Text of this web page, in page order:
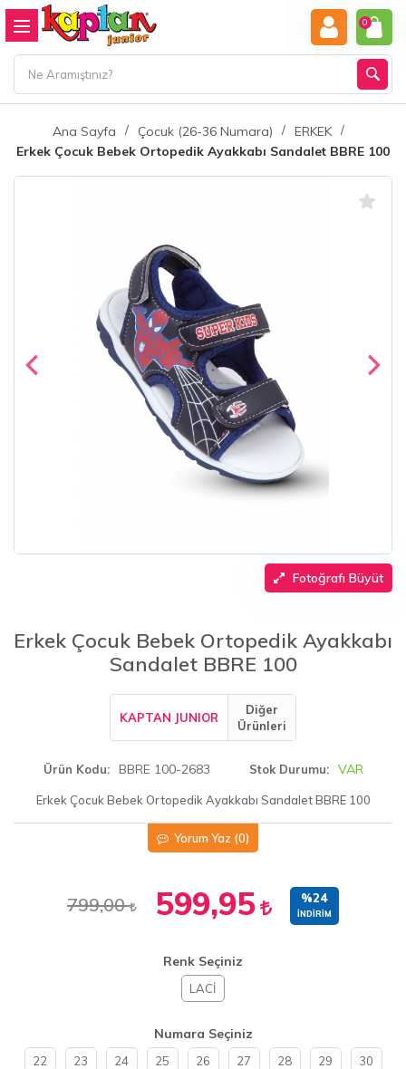
0
Ana Sayfa Çocuk (26-36 Numara)
ERKEK
Erkek Çocuk Bebek Ortopedik Ayakkabı Sandalet BBRE 100
Fotoğrafı Büyüt
Erkek Çocuk Bebek Ortopedik Ayakkabı
Sandalet BBRE 100
KAPTAN JUNIOR
Diğer
Ürünleri
Ürün Kodu BBRE 100-2683 Stok Durumu VAR
Erkek Çocuk Bebek Ortopedik Ayakkabı Sandalet BBRE 100
Yorum Yaz (0)
799,00 599,95 %24
İNDIRIM
Renk Seçiniz
LACİ
Numara Seçiniz
22 23 24 25 26 27 28 29 30